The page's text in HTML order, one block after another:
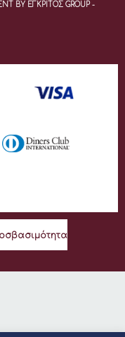
BY ΕΓΚΡΙΤΟΣ GROUP -